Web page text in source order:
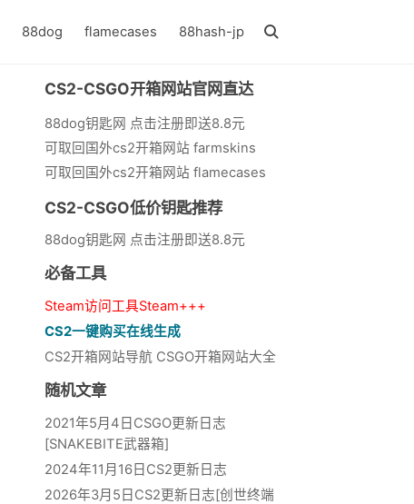
88dog flamecases 88hash-jp
CS2-CSGO开箱网站官网直达
88dog钥匙网 点击注册即送8.8元
可取回国外cs2开箱网站 farmskins
可取回国外cs2开箱网站 flamecases
CS2-CSGO低价钥匙推荐
88dog钥匙网 点击注册即送8.8元
必备工具
Steam访问工具Steam+++
CS2一键购买在线生成
CS2开箱网站导航 CSGO开箱网站大全
随机文章
2021年5月4日CSGO更新日志
[SNAKEBITE武器箱]
2024年11月16日CS2更新日志
2026年3月5日CS2更新日志[创世终端